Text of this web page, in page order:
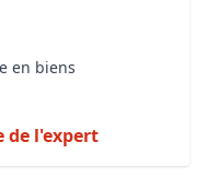
en biens
de l'expert